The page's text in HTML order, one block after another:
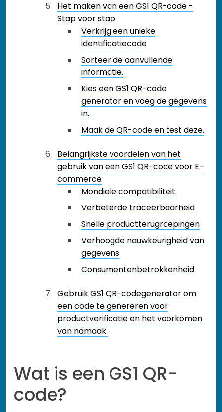
Het maken van een GS1 QR-code -
Stap voor stap
Verkrijg een unieke
identificatiecode
Sorteer de aanvullende
informatie.
Kies een GS1 QR-code
generator en voeg de gegevens
in.
Maak de QR-code en test deze.
Belangrijkste voordelen van het
gebruik van een GS1 QR-code voor E-
commerce
Mondiale compatibiliteit
Verbeterde traceerbaarheid
Snelle productterugroepingen
Verhoogde nauwkeurigheid van
gegevens
Consumentenbetrokkenheid
Gebruik GS1 QR-codegenerator om
een code te genereren voor
productverificatie en het voorkomen
van namaak.
Wat is een GS1 QR-
code?